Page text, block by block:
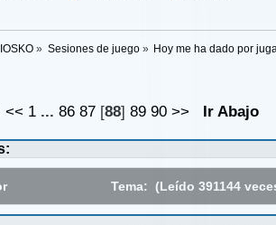
» Sesiones de juego» Hoy me ha dado por
<< 1 ...86 87 [88]89 90 >> Ir Abajo
Tema: (Leído 391144